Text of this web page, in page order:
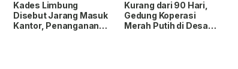
Kades Limbung
Disebut Jarang Masuk
Kantor, Penanganan
Kurang dari 90 Hari,
Gedung Koperasi
Merah Putih di Desa